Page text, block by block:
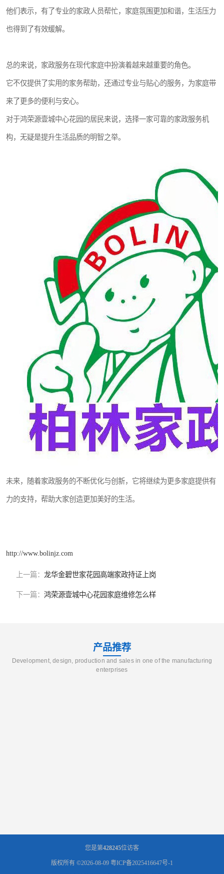
他们表示，有了专业的家政人员帮忙，家庭氛围更加和谐，生活压力
也得到了有效缓解。
总的来说，家政服务在现代家庭中扮演着越来越重要的角色。
它不仅提供了实用的家务帮助，还通过专业与贴心的服务，为家庭带
来了更多的便利与安心。
对于鸿荣源壹城中心花园的居民来说，选择一家可靠的家政服务机
构，无疑是提升生活品质的明智之举。
未来，随着家政服务的不断优化与创新，它将继续为更多家庭提供有
力的支持，帮助大家创造更加美好的生活。
http://www.bolinjz.com
上一篇： 龙华金碧世家花园高端家政持证上岗
下一篇： 鸿荣源壹城中心花园家庭维修怎么样
产品推荐
Development, design, production and sales in one of the manufacturing
enterprises
您是第428245位访客
版权所有 ©2026-08-09 粤ICP备2025416647号-1